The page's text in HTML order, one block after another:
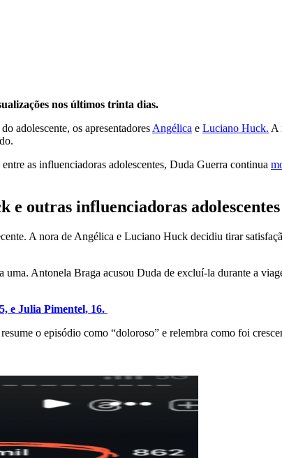
nos últimos trinta dias.
adolescente, os apresentadores Angélica e Luciano Huck. A
as influenciadoras adolescentes, Duda Guerra continua
e outras influenciadoras adolescentes
A nora de Angélica e Luciano Huck decidiu tirar
Antonela Braga acusou Duda de excluí-la durante a
e Julia Pimentel, 16.
o episódio como “doloroso” e relembra como foi